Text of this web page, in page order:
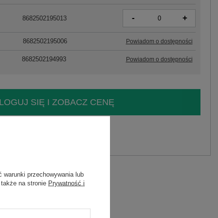
8682502195013 - +
8682502195006 Powiadom o dostępności
8682502194993 Powiadom o dostępności
SIĘ I ZOBACZ CENĘ
warunki przechowywania lub
na stronie Prywatność i